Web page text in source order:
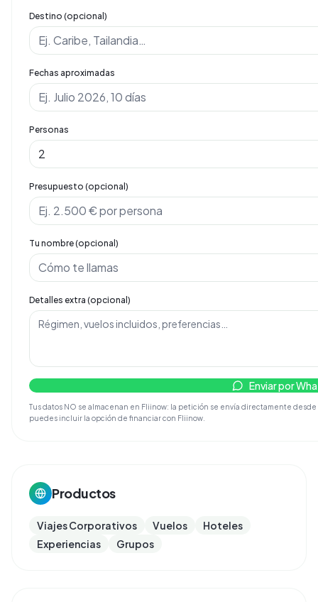
Destino (opcional)
Fechas aproximadas
Personas
Presupuesto (opcional)
Tu nombre (opcional)
Detalles extra (opcional)
Enviar por
Tus datos NO se almacenan en Fliinow: la petición se envía directamente
puedes incluir la opción de financiar con Fliinow.
Productos
Viajes Corporativos Vuelos
Hoteles
Experiencias
Grupos